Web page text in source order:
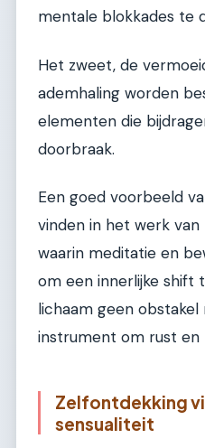
mentale blokkades te
Het zweet, de
ademhaling worden
elementen die
doorbraak.
Een goed voorbeeld
vinden in het werk van
waarin meditatie en
om een innerlijke shift
lichaam geen obstakel
instrument om rust en
Zelfontdekking
sensualiteit